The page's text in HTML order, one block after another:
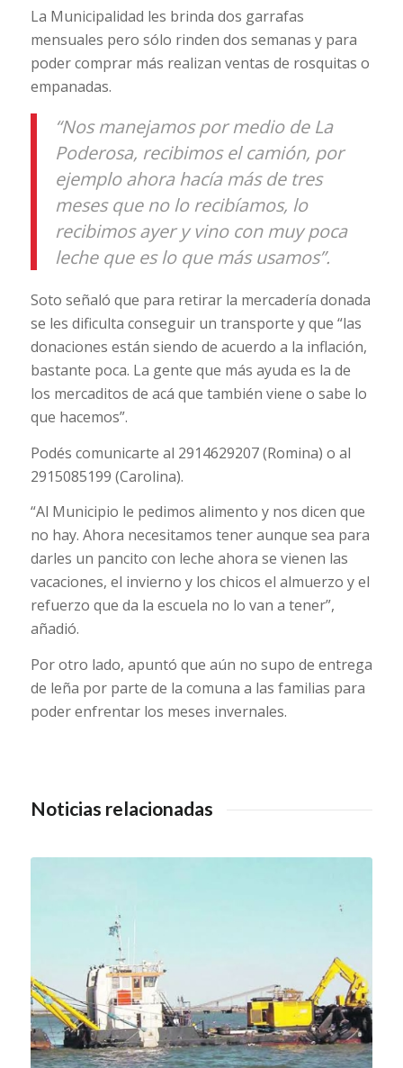
La Municipalidad les brinda dos garrafas
mensuales pero sólo rinden dos semanas y para
poder comprar más realizan ventas de rosquitas o
empanadas.
“Nos manejamos por medio de La
Poderosa, recibimos el camión, por
ejemplo ahora hacía más de tres
meses que no lo recibíamos, lo
recibimos ayer y vino con muy poca
leche que es lo que más usamos”.
Soto señaló que para retirar la mercadería donada
se les dificulta conseguir un transporte y que “las
donaciones están siendo de acuerdo a la inflación,
bastante poca. La gente que más ayuda es la de
los mercaditos de acá que también viene o sabe lo
que hacemos”.
Podés comunicarte al 2914629207 (Romina) o al
2915085199 (Carolina).
“Al Municipio le pedimos alimento y nos dicen que
no hay. Ahora necesitamos tener aunque sea para
darles un pancito con leche ahora se vienen las
vacaciones, el invierno y los chicos el almuerzo y el
refuerzo que da la escuela no lo van a tener”,
añadió.
Por otro lado, apuntó que aún no supo de entrega
de leña por parte de la comuna a las familias para
poder enfrentar los meses invernales.
Noticias relacionadas